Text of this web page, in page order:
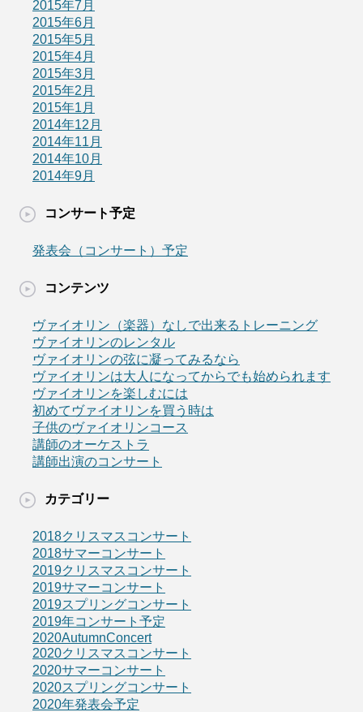
2015年7月
2015年6月
2015年5月
2015年4月
2015年3月
2015年2月
2015年1月
2014年12月
2014年11月
2014年10月
2014年9月
コンサート予定
発表会（コンサート）予定
コンテンツ
ヴァイオリン（楽器）なしで出来るトレーニング
ヴァイオリンのレンタル
ヴァイオリンの弦に凝ってみるなら
ヴァイオリンは大人になってからでも始められます
ヴァイオリンを楽しむには
初めてヴァイオリンを買う時は
子供のヴァイオリンコース
講師のオーケストラ
講師出演のコンサート
カテゴリー
2018クリスマスコンサート
2018サマーコンサート
2019クリスマスコンサート
2019サマーコンサート
2019スプリングコンサート
2019年コンサート予定
2020AutumnConcert
2020クリスマスコンサート
2020サマーコンサート
2020スプリングコンサート
2020年発表会予定